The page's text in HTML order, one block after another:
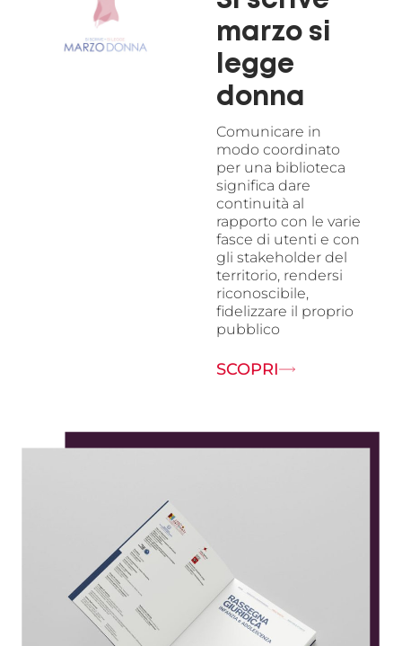
marzo si
legge
donna
Comunicare in
modo coordinato
per una biblioteca
significa dare
continuità al
rapporto con le varie
fasce di utenti e con
gli stakeholder del
territorio, rendersi
riconoscibile,
fidelizzare il proprio
pubblico
SCOPRI